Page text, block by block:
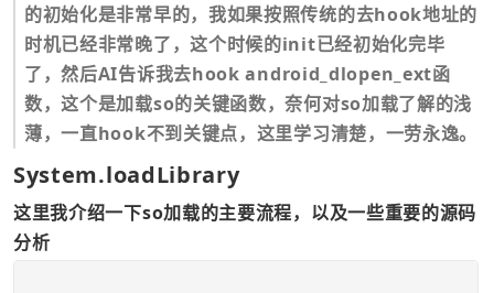
的初始化是非常早的，我如果按照传统的去hook地址的
时机已经非常晚了，这个时候的init已经初始化完毕
了，然后AI告诉我去hook android_dlopen_ext函
数，这个是加载so的关键函数，奈何对so加载了解的浅
薄，一直hook不到关键点，这里学习清楚，一劳永逸。
System.loadLibrary
这里我介绍一下so加载的主要流程，以及一些重要的源码
分析